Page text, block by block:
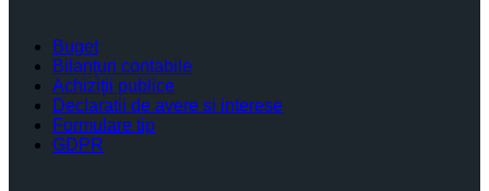
Buget
Bilanţuri contabile
Achiziţii publice
Declaratii de avere si interese
Formulare tip
GDPR